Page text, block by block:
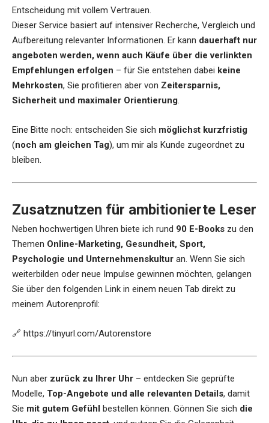
Entscheidung mit vollem Vertrauen.
Dieser Service basiert auf intensiver Recherche, Vergleich und
Aufbereitung relevanter Informationen. Er kann dauerhaft nur
angeboten werden, wenn auch Käufe über die verlinkten
Empfehlungen erfolgen – für Sie entstehen dabei keine
Mehrkosten, Sie profitieren aber von Zeitersparnis,
Sicherheit und maximaler Orientierung.
Eine Bitte noch: entscheiden Sie sich möglichst kurzfristig
(noch am gleichen Tag), um mir als Kunde zugeordnet zu
bleiben.
Zusatznutzen für ambitionierte Leser
Neben hochwertigen Uhren biete ich rund 90 E-Books zu den
Themen Online-Marketing, Gesundheit, Sport,
Psychologie und Unternehmenskultur an. Wenn Sie sich
weiterbilden oder neue Impulse gewinnen möchten, gelangen
Sie über den folgenden Link in einem neuen Tab direkt zu
meinem Autorenprofil:
🔗 https://tinyurl.com/Autorenstore
Nun aber zurück zu Ihrer Uhr – entdecken Sie geprüfte
Modelle, Top-Angebote und alle relevanten Details, damit
Sie mit gutem Gefühl bestellen können. Gönnen Sie sich die